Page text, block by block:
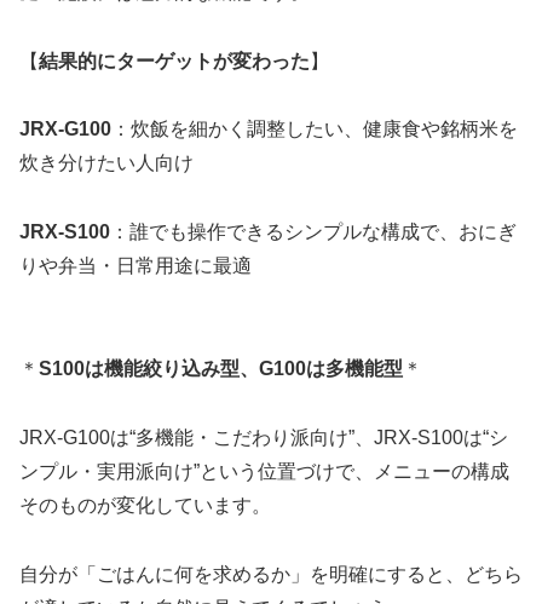
【結果的にターゲットが変わった 】
JRX-G100 ：炊飯を細かく調整したい、健康食や銘柄米を
炊き分けたい人向け
JRX-S100 ：誰でも操作できるシンプルな構成で、おにぎ
りや弁当・日常用途に最適
＊ S100は機能絞り込み型、G100は多機能型 ＊
JRX-G100は“多機能・こだわり派向け”、JRX-S100は“シ
ンプル・実用派向け”という位置づけで、メニューの構成
そのものが変化しています。
自分が「ごはんに何を求めるか」を明確にすると、どちら